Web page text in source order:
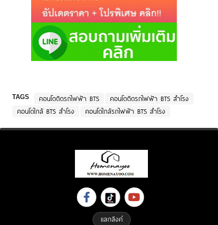
TAGS คอนโดติดรถไฟฟ้า BTS
คอนโดติดรถไฟฟ้า BTS สำโรง
คอนโดใกล้ BTS สำโรง
คอนโดใกล้รถไฟฟ้า BTS สำโรง
แลกลิงค์